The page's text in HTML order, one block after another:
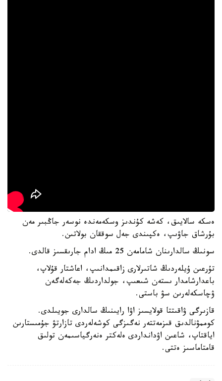
ەسكە سالايىق، كەشە كۇندىز وسكەمەندە نوسەر جاڭبىر مەن
بۇرشاق جاۋىپ، ەكپىندى جەل سوققان بولاتىن.
سونىڭ سالدارىنان شامامەن 25 مىڭ ادام جارىقسىز قالدى.
تۇرعىن ۇيلەردىڭ شاتىرلارى زاقىمدانىپ، اعاشتار قۇلاپ،
باعدارشامدار ىستەن شىعىپ، جولداردىڭ جەكەلەگەن
ۋچاسكەلەرىن سۋ باستى.
قازىرگى ۋاقىتتا قولايسىز اۋا رايىنىڭ سالدارى جويىلدى.
كوممۋنالدىق قىزمەتتەر نەگىزگى كوشەلەردى تازارتۋ جۇمىستارىن
اياقتاپ، شاعىن اۋدانداردى ەلەكتر ەنەرگياسىمەن تولىق
قامتاماسىز ەتتى.